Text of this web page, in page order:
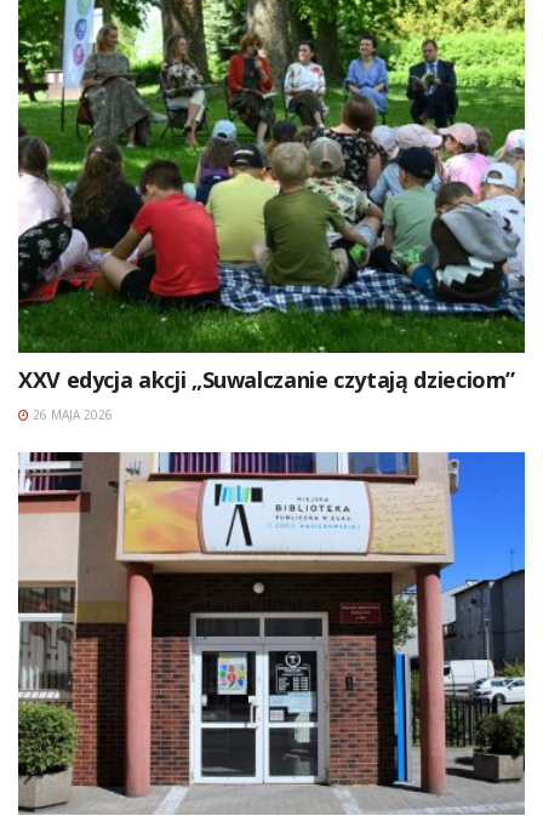
XXV edycja akcji „Suwalczanie czytają dzieciom”
26 MAJA 2026